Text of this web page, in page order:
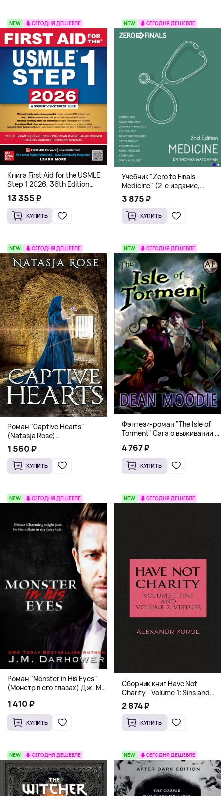
NEW СЕГОДНЯ ДЕШЕВЛЕ
Книга First Aid for the USMLE
Step 1 2026, 36th Edition
(Мягкий переплет,
Английский язык)
13 355 ₽
КУПИТЬ
NEW СЕГОДНЯ ДЕШЕВЛЕ
Учебник "Zero to Finals
Medicine" (2-е издание,
Мягкая обложка) Dr. Thomas
Watchman
3 875 ₽
КУПИТЬ
NEW СЕГОДНЯ ДЕШЕВЛЕ
Роман "Captive Hearts"
(Natasja Rose)
Романтическое фэнтези
1 560 ₽
КУПИТЬ
NEW СЕГОДНЯ ДЕШЕВЛЕ
Фэнтези-роман "The Isle of
Torment" Сага о выживании и
4 767 ₽
КУПИТЬ
NEW СЕГОДНЯ ДЕШЕВЛЕ
Роман "Monster in His Eyes"
(Монстр в его глазах) Дж. М.
18+
1 410 ₽
КУПИТЬ
NEW СЕГОДНЯ ДЕШЕВЛЕ
Сборник книг Have Not
Charity - Volume 1: Sins and
Volume 2: Virtues
2 874 ₽
КУПИТЬ
NEW СЕГОДНЯ ДЕШЕВЛЕ NEW СЕГОДНЯ ДЕШЕВЛЕ